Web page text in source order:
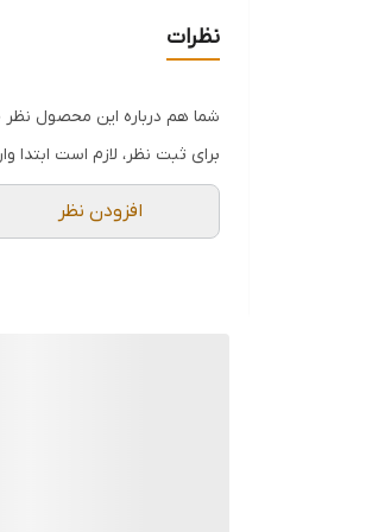
نظرات
شما هم درباره این محصول نظر
برای ثبت نظر، لازم است ابتدا
افزودن نظر